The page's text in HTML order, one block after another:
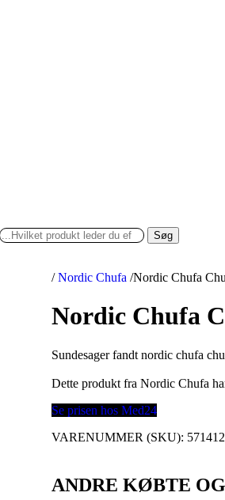
Søg
/ Nordic Chufa /Nordic Chufa
Nordic Chufa
Sundesager fandt nordic chufa
Dette produkt fra Nordic Chufa
Se prisen hos Med24
VARENUMMER (SKU):
ANDRE KØBTE